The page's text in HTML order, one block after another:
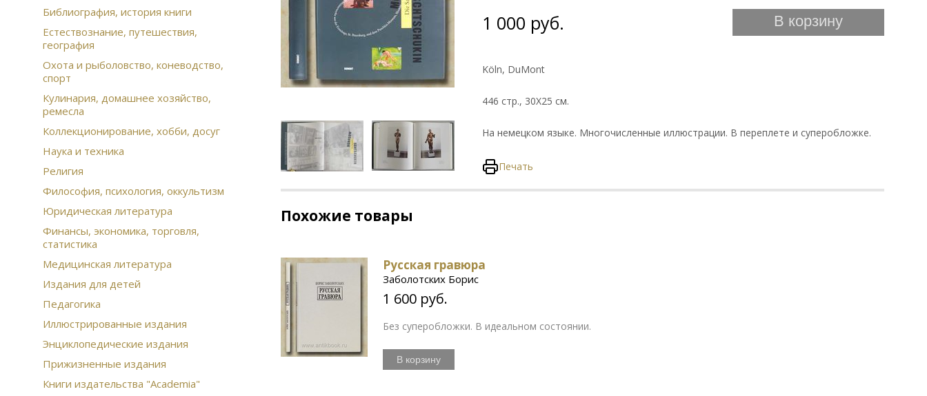
Библиография, история книги
Естествознание, путешествия,
география
Охота и рыболовство, коневодство,
спорт
Кулинария, домашнее хозяйство,
ремесла
Коллекционирование, хобби, досуг
Наука и техника
Религия
Философия, психология, оккультизм
Юридическая литература
Финансы, экономика, торговля,
статистика
Медицинская литература
Издания для детей
Педагогика
Иллюстрированные издания
Энциклопедические издания
Прижизненные издания
Книги издательства "Academia"
1 000 руб. В корзину
Köln, DuMont
446 стр., 30Х25 см.
На немецком языке. Многочисленные иллюстрации. В переплете и суперобложке.
Печать
Похожие товары
Русская гравюра
Заболотских Борис
1 600 руб.
Без суперобложки. В идеальном состоянии.
В корзину